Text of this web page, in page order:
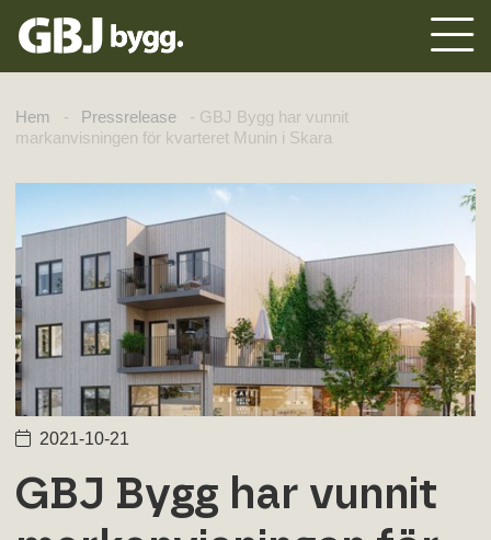
Hem - Pressrelease - GBJ Bygg har vunnit
markanvisningen för kvarteret Munin i Skara
2021-10-21
GBJ Bygg har vunnit